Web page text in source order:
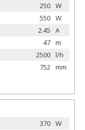
250 W
550 W
2.45
A
47 m
2500 l/h
752 mm
370 W